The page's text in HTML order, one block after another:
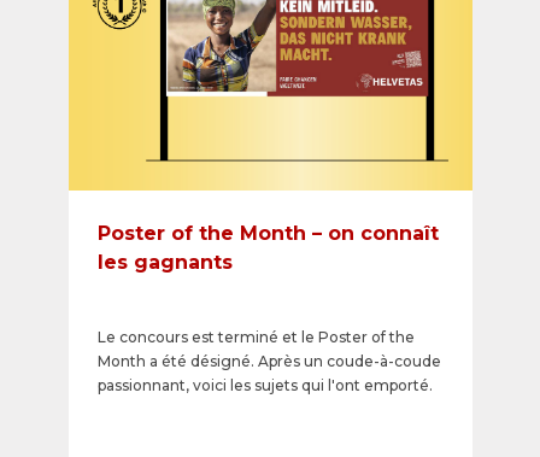
Poster of the Month – on connaît
les gagnants
Le concours est terminé et le Poster of the
Month a été désigné. Après un coude-à-coude
passionnant, voici les sujets qui l'ont emporté.​